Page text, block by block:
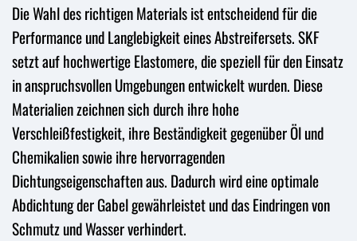
Die Wahl des richtigen Materials ist entscheidend für die
Performance und Langlebigkeit eines Abstreifersets. SKF
setzt auf hochwertige Elastomere, die speziell für den Einsatz
in anspruchsvollen Umgebungen entwickelt wurden. Diese
Materialien zeichnen sich durch ihre hohe
Verschleißfestigkeit, ihre Beständigkeit gegenüber Öl und
Chemikalien sowie ihre hervorragenden
Dichtungseigenschaften aus. Dadurch wird eine optimale
Abdichtung der Gabel gewährleistet und das Eindringen von
Schmutz und Wasser verhindert.